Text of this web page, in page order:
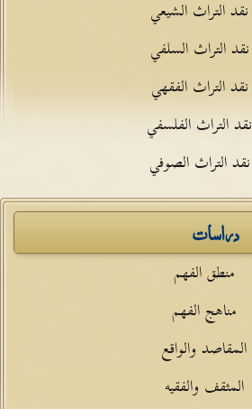
نقد التراث الشيعي
نقد التراث السلفي
نقد التراث الفقهي
نقد التراث الفلسفي
نقد التراث الصوفي
دراسات
منطق الفهم
مناهج الفهم
المقاصد والواقع
المثقف والفقيه